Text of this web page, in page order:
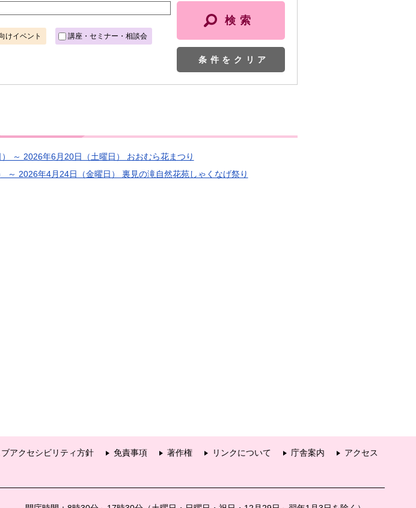
けイベント 講座・セミナー・相談会
条件をクリア
～ 2026年6月20日（土曜日） おおむら花まつり
～ 2026年4月24日（金曜日） 裏見の滝自然花苑しゃくなげ祭り
アクセシビリティ方針 免責事項 著作権 リンクについて 庁舎案内
アクセス